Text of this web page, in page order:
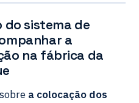
do sistema de
a
na fábrica da
a colocação dos